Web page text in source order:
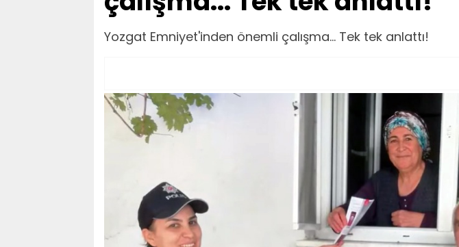
Yozgat Emniyet'inden önemli çalışma... Tek tek anlattı!